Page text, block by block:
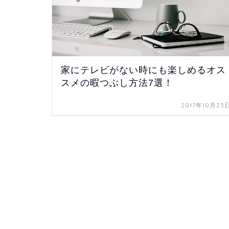
家にテレビがない時にも楽しめるオス
スメの暇つぶし方法7選！
2017年10月23